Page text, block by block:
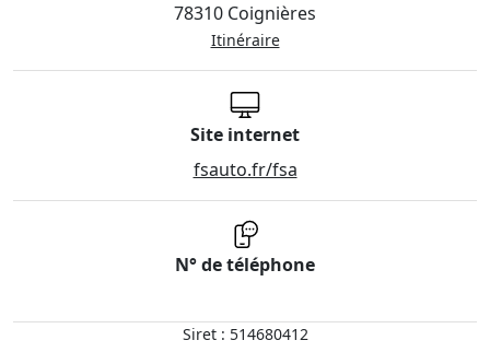
78310 Coignières
Itinéraire
Site internet
fsauto.fr/fsa
N° de téléphone
Siret : 514680412